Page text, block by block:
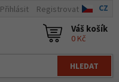
HLEDAT
Přihlásit Registrovat CZ
Váš košík
0 Kč